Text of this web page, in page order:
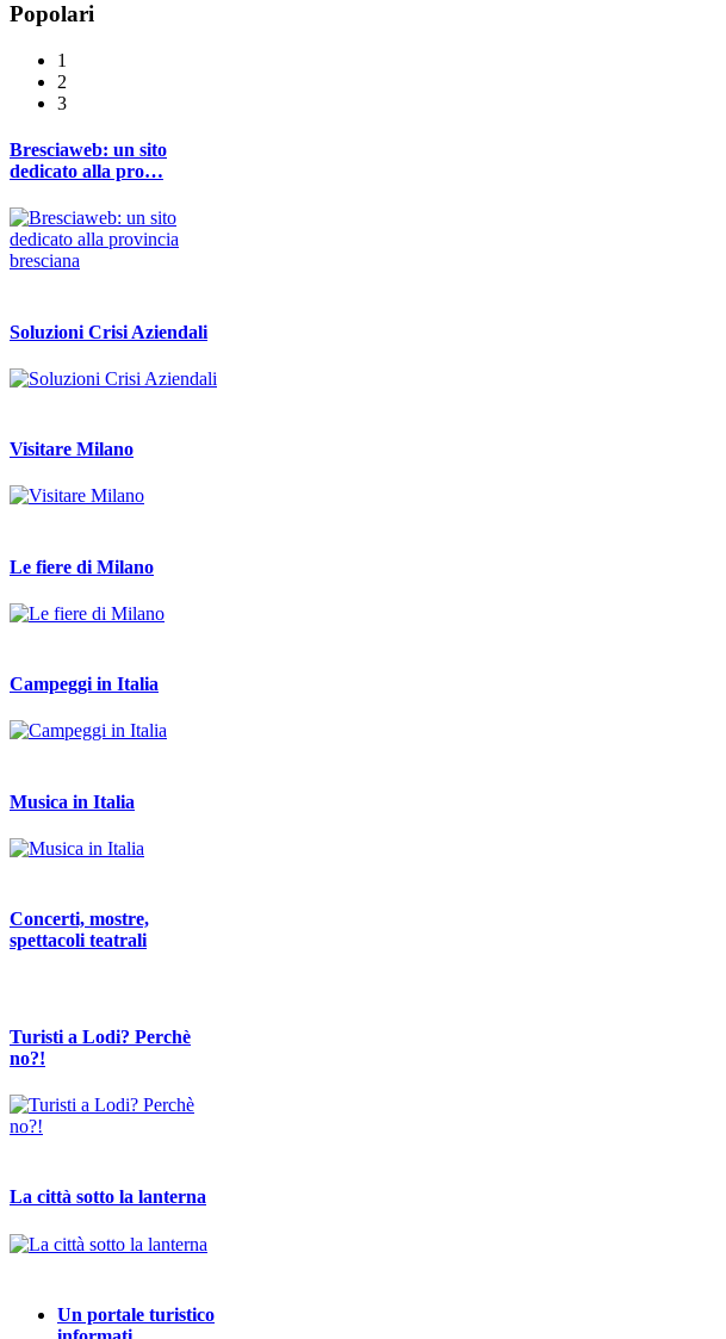
Popolari
1
2
3
Bresciaweb: un sito
dedicato alla pro…
Soluzioni Crisi Aziendali
Visitare Milano
Le fiere di Milano
Campeggi in Italia
Musica in Italia
Concerti, mostre,
spettacoli teatrali
Turisti a Lodi? Perchè
no?!
La città sotto la lanterna
Un portale turistico